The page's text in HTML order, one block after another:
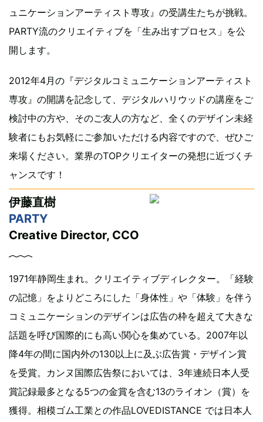
ュニケーションアーティスト専攻』の受講生たちが挑戦。
PARTY流のクリエイティブを「生み出すプロセス」を公
開します。
2012年4月の『デジタルコミュニケーションアーティスト
専攻』の開講を記念して、デジタルハリウッドの講座をご
検討中の方や、そのご友人の方など、全くのデザイン未経
験者にもお気軽にご参加いただける内容ですので、ぜひご
来場ください。業界のTOPクリエイターの発想に近づくチ
ャンスです！
伊藤直樹
PARTY
Creative Director, CCO
1971年静岡生まれ。クリエイティブディレクター。「経験
の記憶」をよりどころにした「身体性」や「体験」を伴う
コミュニケーションのデザインは広告の枠を超えて大きな
話題を呼び国際的にも高い関心を集めている。2007年以
降4年の間に国内外の130以上に及ぶ広告賞・デザイン賞
を受賞。カンヌ国際広告祭においては、3年連続日本人受
賞記録最多となる5つの金賞を含む13のライオン（賞）を
獲得。相模ゴム工業との作品LOVEDISTANCE では日本人